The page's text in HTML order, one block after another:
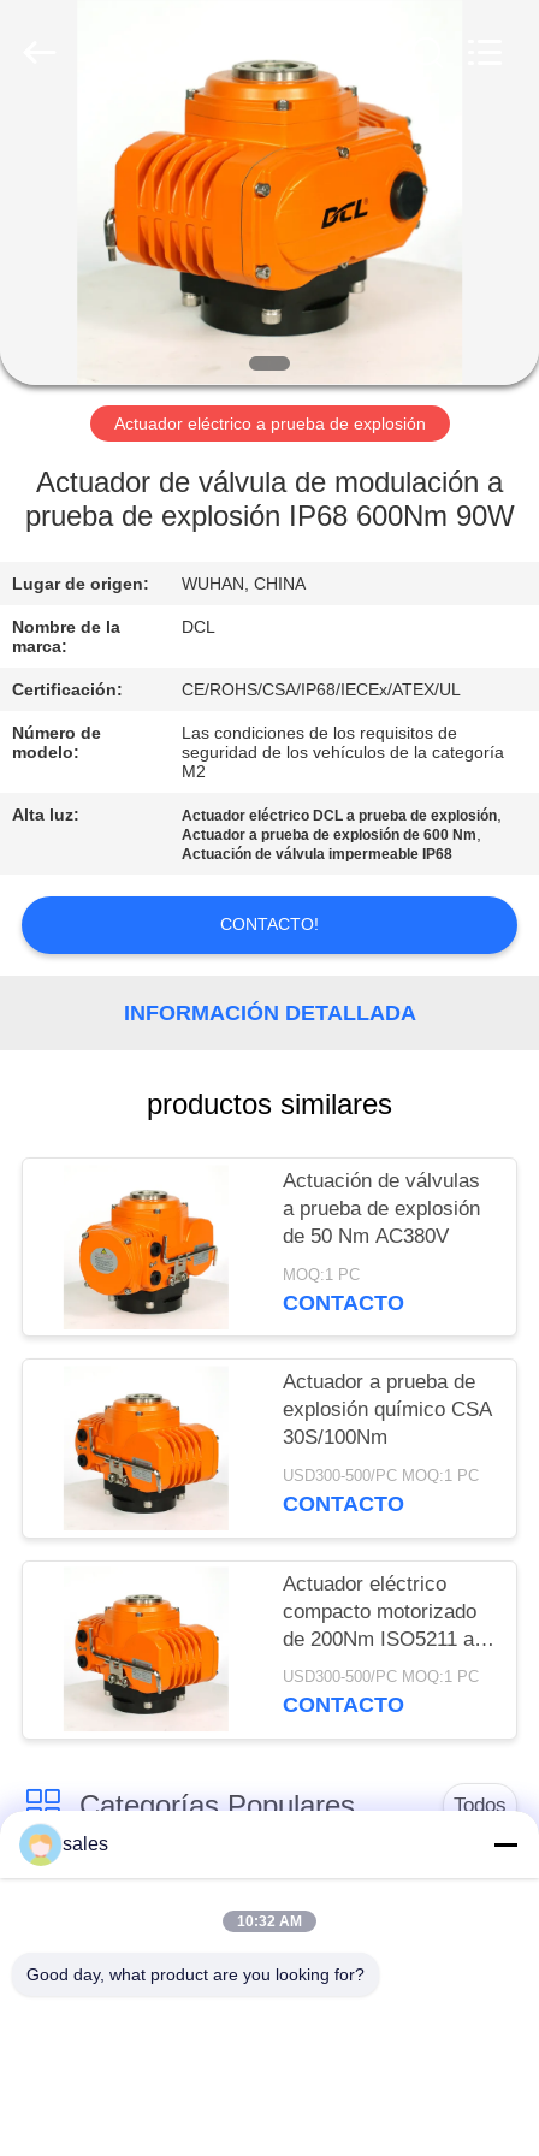
PRODUCTOS
SOBRE
NOSOTROS
VIAJE
LA
FÁBRICA
CONTROL
DE
ÉNTRENOS
EN
CONTACTO
网
MAPA
DEL
SITIO
PRIVACY
POLICY
Actuador eléctrico a prueba de explosión
Actuador de válvula de modulación a
prueba de explosión IP68 600Nm 90W
Lugar de origen: WUHAN, CHINA
Nombre de la
marca:
DCL
Certificación: CE/ROHS/CSA/IP68/IECEx/ATEX/UL
Número de
modelo:
Las condiciones de los requisitos de
seguridad de los vehículos de la categoría
M2
Alta luz: Actuador eléctrico DCL a prueba de explosión,
Actuador a prueba de explosión de 600 Nm,
Actuación de válvula impermeable IP68
CONTACTO!
INFORMACIÓN DETALLADA
productos similares
Actuación de válvulas
a prueba de explosión
de 50 Nm AC380V
MOQ:1 PC
CONTACTO
Actuador a prueba de
explosión químico CSA
30S/100Nm
USD300-500/PC MOQ:1 PC
CONTACTO
Actuador eléctrico
compacto motorizado
de 200Nm ISO5211 a
prueba de explosión
USD300-500/PC MOQ:1 PC
CONTACTO
Categorías Populares Todos
Actuador de un
Actuador de múltiples
vueltas
Actuador eléctrico a
Actuador eléctrico
sales
10:32 AM
Good day, what product are you looking for?